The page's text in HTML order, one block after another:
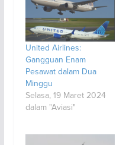
United Airlines:
Gangguan Enam
Pesawat dalam Dua
Minggu
Selasa, 19 Maret 2024
dalam "Aviasi"